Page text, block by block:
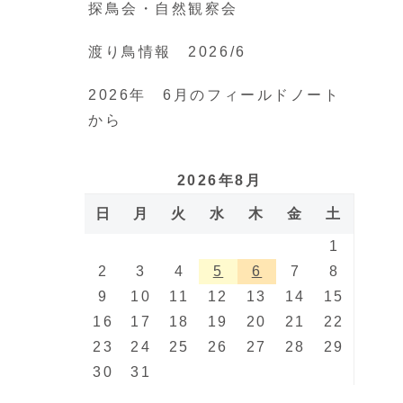
探鳥会・自然観察会
渡り鳥情報 2026/6
2026年 6月のフィールドノート
から
2026年8月
日 月 火 水 木 金 土
1
2
3 4 5 6 7
8
9
10 11 12 13 14
15
16
17 18 19 20 21
22
23
24 25 26 27 28
29
30
31